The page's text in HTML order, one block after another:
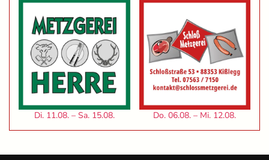
Di. 11.08. – Sa. 15.08. Do. 06.08. – Mi. 12.08.